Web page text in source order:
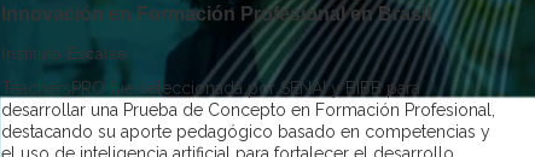
Innovación en Formación Profesional en Brasil
Instituto Escalae
TeachersPRO fue seleccionada por SENAI y BIBB para
desarrollar una Prueba de Concepto en Formación Profesional,
destacando su aporte pedagógico basado en competencias y